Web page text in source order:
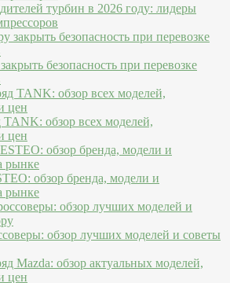
турбин в 2026 году: лидеры
безопасность при перевозке
обзор всех моделей,
цен
обзор бренда, модели и
рынке
обзор лучших моделей и советы